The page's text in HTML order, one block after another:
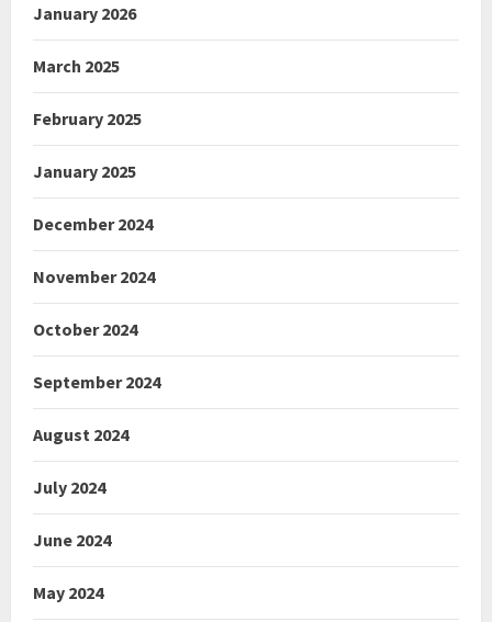
January 2026
March 2025
February 2025
January 2025
December 2024
November 2024
October 2024
September 2024
August 2024
July 2024
June 2024
May 2024